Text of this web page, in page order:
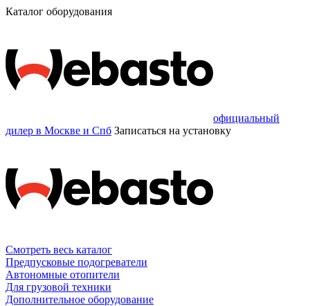
Каталог оборудования
официальный
дилер в Москве и Спб Записаться на установку
Смотреть весь каталог
Предпусковые подогреватели
Автономные отопители
Для грузовой техники
Дополнительное оборудование